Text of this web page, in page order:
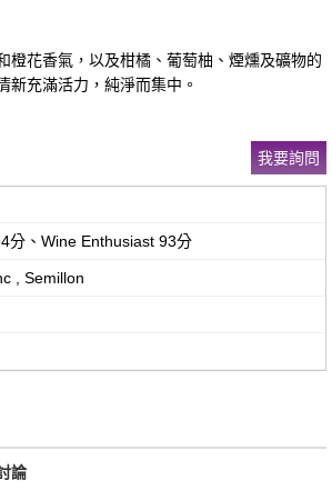
橙花香氣，以及柑橘、葡萄柚、煙燻及礦物的
新充滿活力，純淨而集中。
我要詢問
分、Wine Enthusiast 93分
, Semillon
論